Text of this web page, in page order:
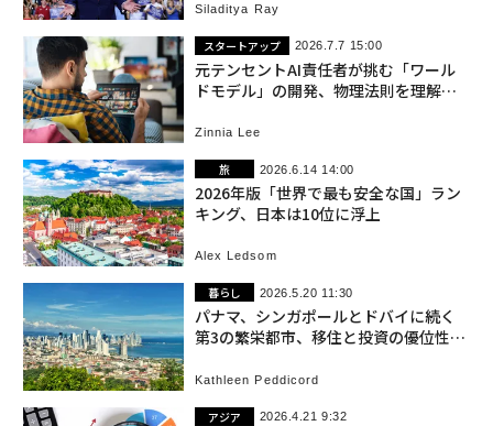
Siladitya Ray
スタートアップ 2026.7.7 15:00
元テンセントAI責任者が挑む「ワール
ドモデル」の開発、物理法則を理解す
Zinnia Lee
旅 2026.6.14 14:00
2026年版「世界で最も安全な国」ラン
キング、日本は10位に浮上
Alex Ledsom
暮らし 2026.5.20 11:30
パナマ、シンガポールとドバイに続く
第3の繁栄都市、移住と投資の優位性を
Kathleen Peddicord
アジア 2026.4.21 9:32